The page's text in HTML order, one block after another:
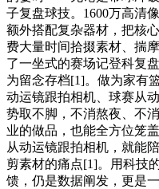
子复盘球技。1600万高清
额外搭配复杂器材，把核
费大量时间拾掇素材、揣
了一坐式的赛场记登科复
为留念存档[1]。做为家有
动运镜跟拍相机、球赛从
势取不脚，不消熬夜、不
业的做品，也能全方位笼
从动运镜跟拍相机，就能
剪素材的痛点[1]。用科技
馈，仍是数据阐发，更是